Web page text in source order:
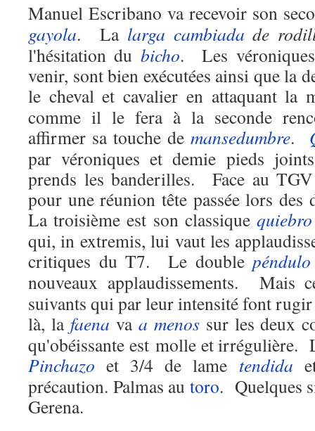
Manuel Escribano va recevoir son
gayola. La larga cambiada de
l'hésitation du bicho.
Les
venir, sont bien exécutées ainsi que la
le cheval et cavalier en attaquant
comme il le fera à la seconde
affirmer sa touche de mansedumbre.
par véroniques et demie pieds
prends les banderilles.
Face au
pour une réunion tête passée lors des
La troisième est son classiquequiebro
qui, in extremis, lui vaut les
critiques du T7.
Le doublepéndulo
nouveaux applaudissements.
Mais
suivants qui par leur intensité font
là, la faena va a menossur les deux
qu'obéissante est molle et irrégulière.
Pinchazo et 3/4 de lame tendida
précaution. Palmas au toro. Quelques
Gerena.